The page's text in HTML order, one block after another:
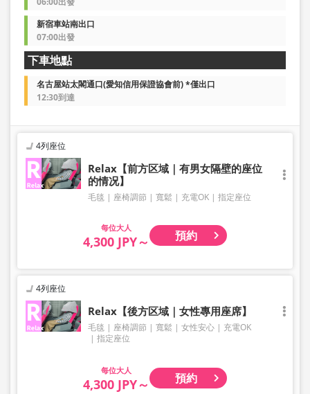
新宿車站南出口
07:00出發
下車地點
名古屋站太閣通口(愛知信用保證協會前) *僅出口
12:30到達
4列座位
Relax【前方区域｜有男女隔壁的座位
的情况】
毛毯 座椅調節 寬鬆 充電OK 指定座位
大人
4,300 JPY～ 預約
4列座位
Relax【後方区域｜女性專用座席】
毛毯 座椅調節 寬鬆 女性安心
充電OK
指定座位
大人
4,300 JPY～ 預約